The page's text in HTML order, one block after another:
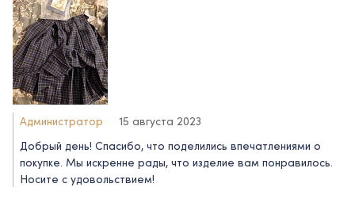
Администратор
15 августа 2023
Добрый день! Спасибо, что поделились впечатлениями о
покупке. Мы искренне рады, что изделие вам понравилось.
Носите с удовольствием!